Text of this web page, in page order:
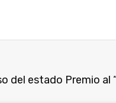
del estado Premio al